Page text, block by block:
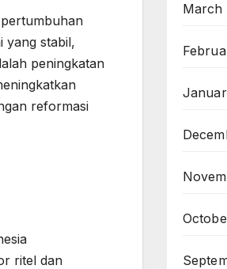
yang stabil,
peningkatan
reformasi
ritel dan
March